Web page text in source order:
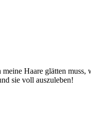
Haare glätten
sie voll auszuleben!